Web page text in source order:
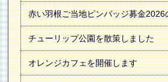
赤い羽根ご当地ピンバッジ募金2026
チューリップ公園を散策しました
オレンジカフェを開催します